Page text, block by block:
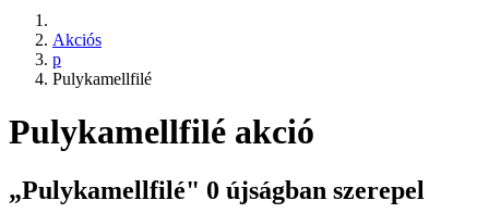
Akciós
p
Pulykamellfilé
Pulykamellfilé akció
„Pulykamellfilé" 0 újságban szerepel